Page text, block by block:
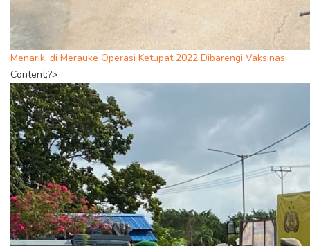
Menarik, di Merauke Operasi Ketupat 2022 Dibarengi Vaksinasi
Content;?>